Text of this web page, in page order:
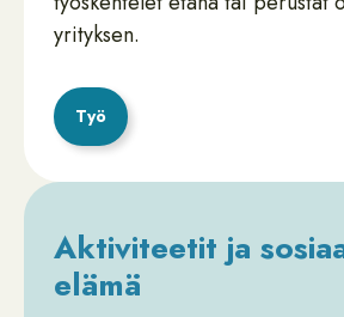
yrityksen.
Työ
Aktiviteetit ja
elämä